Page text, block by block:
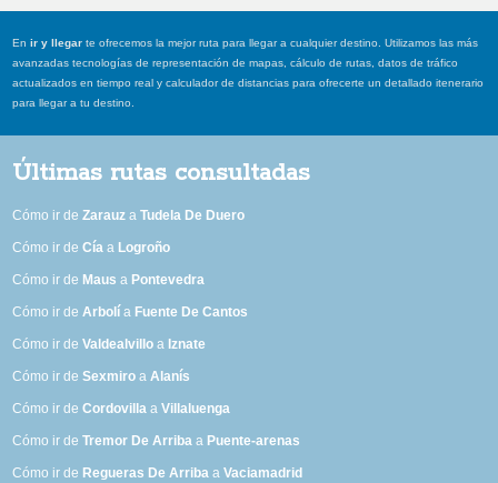
Enir y llegar te ofrecemos la mejor ruta para llegar a cualquier destino. Utilizamos las más
avanzadas tecnologías de representación de mapas, cálculo de rutas, datos de tráfico
actualizados en tiempo real y calculador de distancias para ofrecerte un detallado itenerario
para llegar a tu destino.
Últimas rutas consultadas
Cómo ir deZarauz aTudela De Duero
Cómo ir deCía a Logroño
Cómo ir de Maus a Pontevedra
Cómo ir deArbolí a Fuente De Cantos
Cómo ir deValdealvillo a Iznate
Cómo ir deSexmiro aAlanís
Cómo ir deCordovilla aVillaluenga
Cómo ir deTremor De Arriba a Puente-arenas
Cómo ir de Regueras De Arriba aVaciamadrid